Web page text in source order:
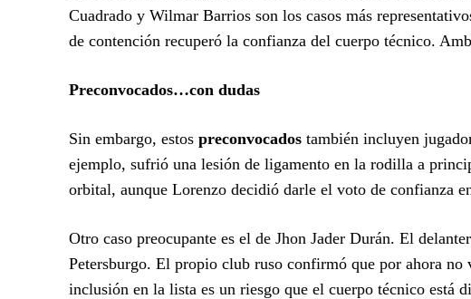
Cuadrado y Wilmar Barrios son los casos más
de contención recuperó la confianza del cuerpo técnico.
Preconvocados…con dudas
Sin embargo, estos preconvocados también incluyen
ejemplo, sufrió una lesión de ligamento en la rodilla a
orbital, aunque Lorenzo decidió darle el voto de confianza
Otro caso preocupante es el de Jhon Jader Durán. El
Petersburgo. El propio club ruso confirmó que por ahora no
inclusión en la lista es un riesgo que el cuerpo técnico está